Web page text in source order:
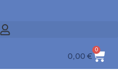
0,00€
0